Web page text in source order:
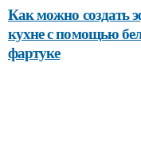
Как можно создать
кухне с помощью
фартуке